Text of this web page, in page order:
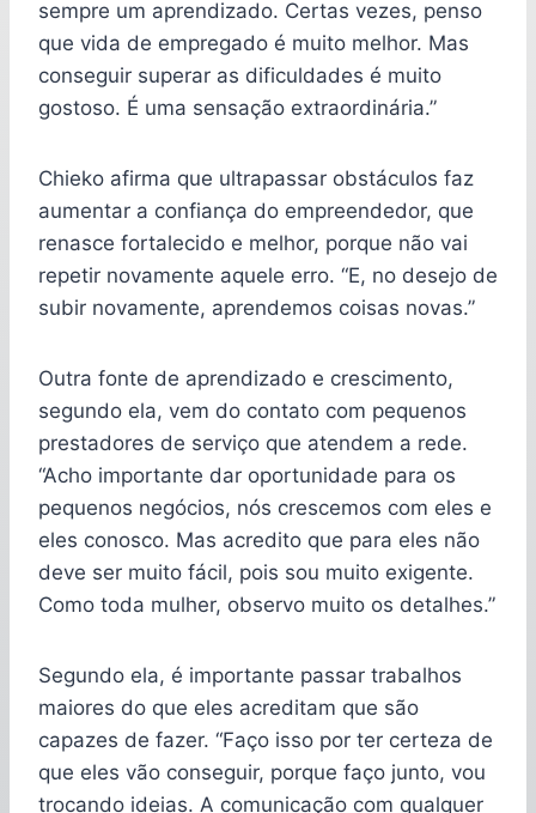
sempre um aprendizado. Certas vezes, penso
que vida de empregado é muito melhor. Mas
conseguir superar as dificuldades é muito
gostoso. É uma sensação extraordinária.”
Chieko afirma que ultrapassar obstáculos faz
aumentar a confiança do empreendedor, que
renasce fortalecido e melhor, porque não vai
repetir novamente aquele erro. “E, no desejo de
subir novamente, aprendemos coisas novas.”
Outra fonte de aprendizado e crescimento,
segundo ela, vem do contato com pequenos
prestadores de serviço que atendem a rede.
“Acho importante dar oportunidade para os
pequenos negócios, nós crescemos com eles e
eles conosco. Mas acredito que para eles não
deve ser muito fácil, pois sou muito exigente.
Como toda mulher, observo muito os detalhes.”
Segundo ela, é importante passar trabalhos
maiores do que eles acreditam que são
capazes de fazer. “Faço isso por ter certeza de
que eles vão conseguir, porque faço junto, vou
trocando ideias. A comunicação com qualquer